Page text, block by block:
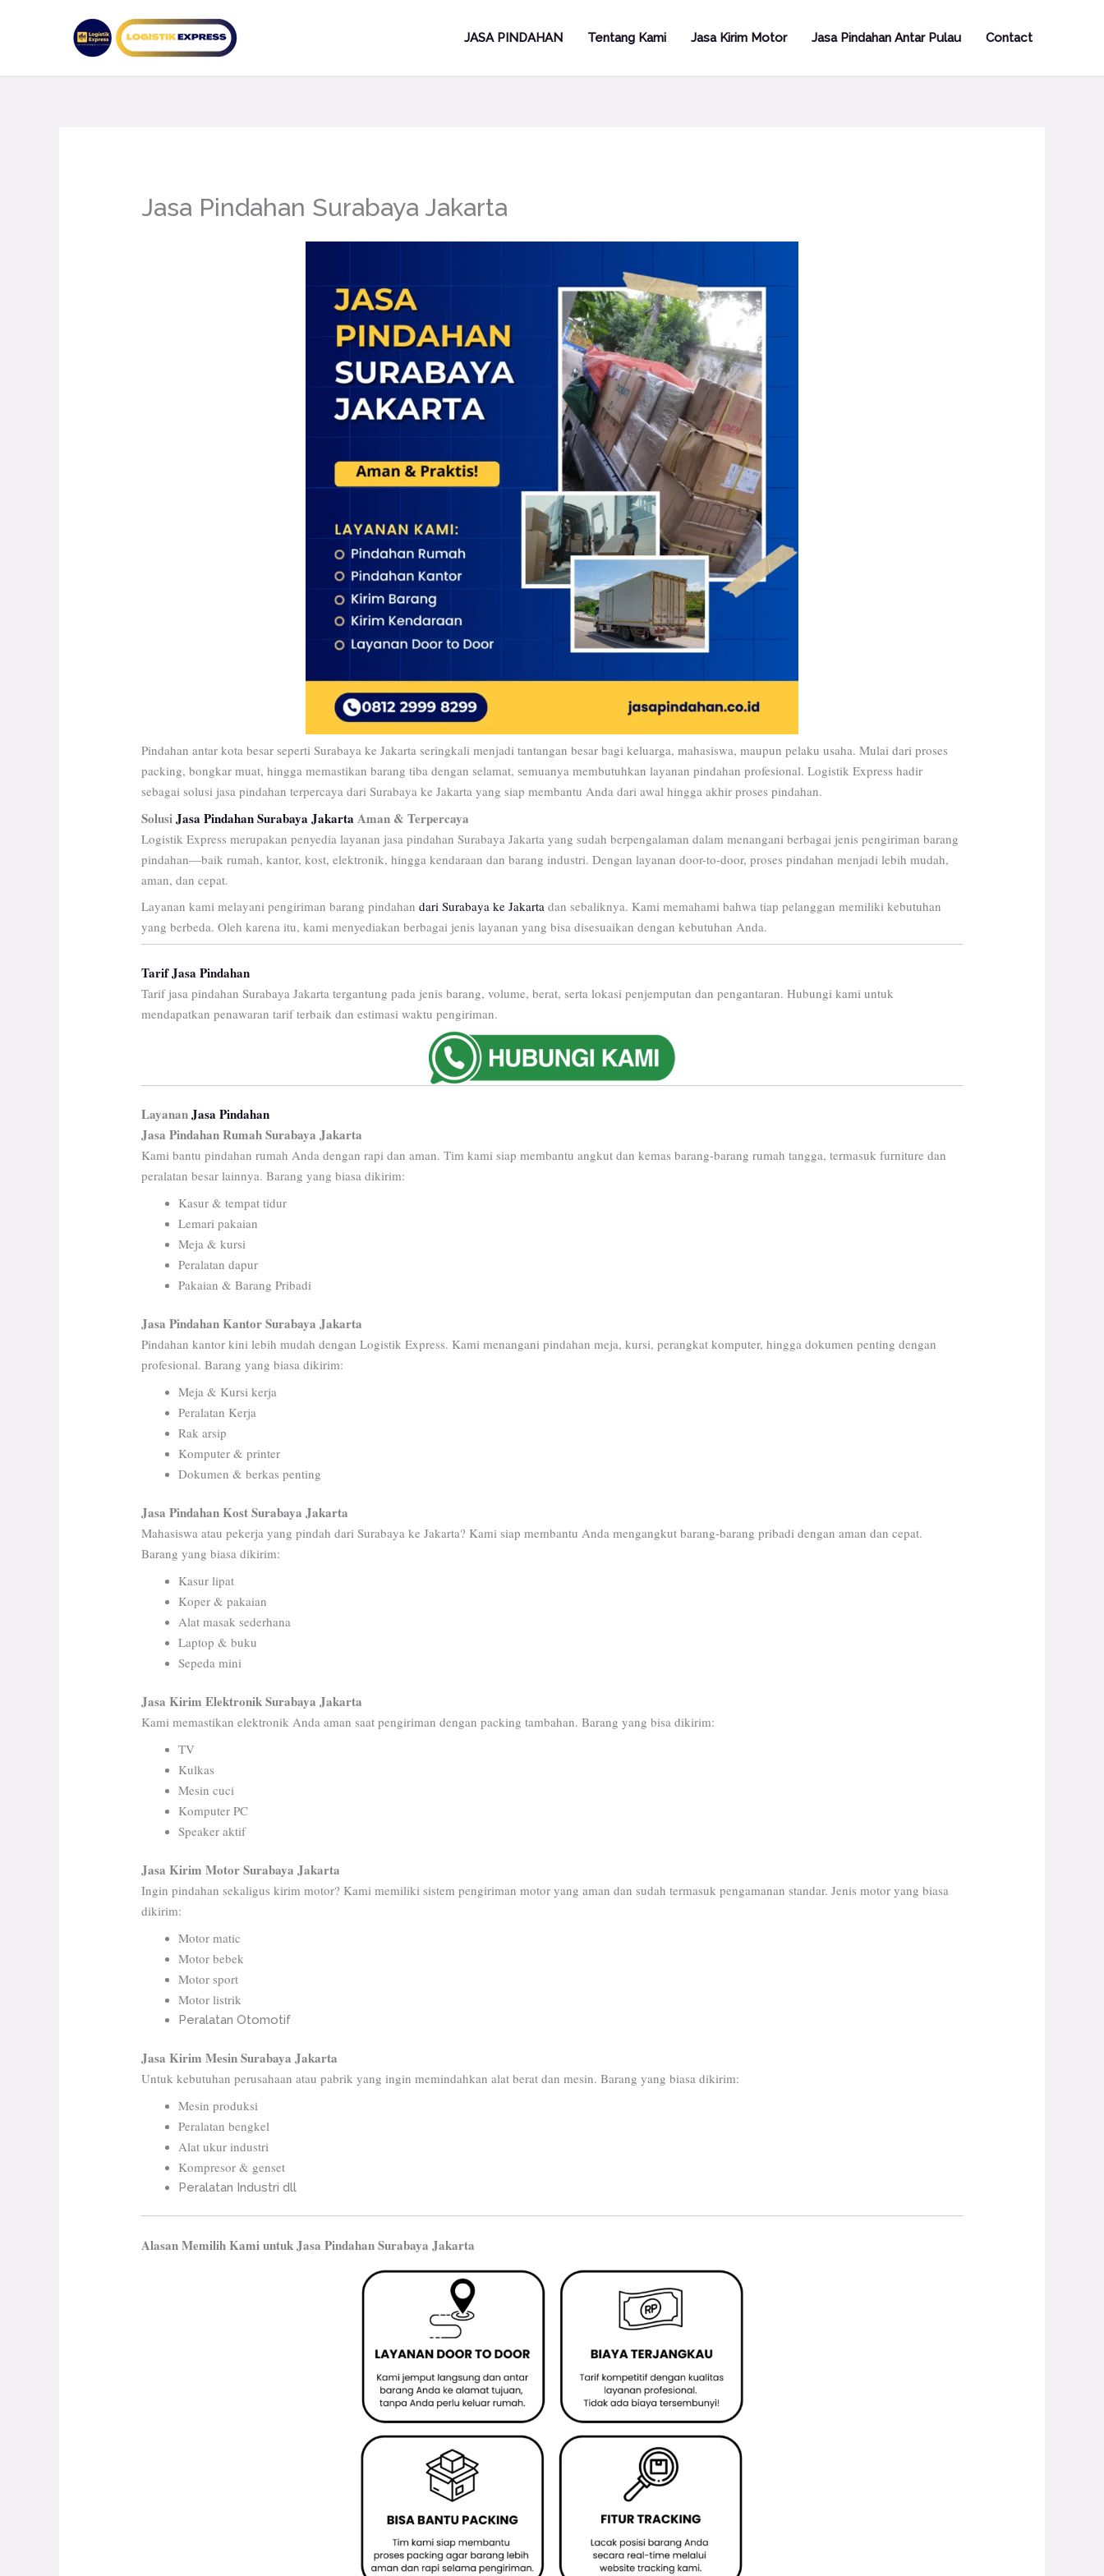
JASA PINDAHAN Tentang Kami Jasa Kirim Motor Jasa Pindahan Antar Pulau Contact
Jasa Pindahan Surabaya Jakarta
Pindahan antar kota besar seperti Surabaya ke Jakarta seringkali menjadi tantangan besar bagi keluarga, mahasiswa, maupun pelaku usaha. Mulai dari proses
packing, bongkar muat, hingga memastikan barang tiba dengan selamat, semuanya membutuhkan layanan pindahan profesional. Logistik Express hadir
sebagai solusi jasa pindahan terpercaya dari Surabaya ke Jakarta yang siap membantu Anda dari awal hingga akhir proses pindahan.
SolusiJasa Pindahan Surabaya Jakarta Aman & Terpercaya
Logistik Express merupakan penyedia layanan jasa pindahan Surabaya Jakarta yang sudah berpengalaman dalam menangani berbagai jenis pengiriman barang
pindahan—baik rumah, kantor, kost, elektronik, hingga kendaraan dan barang industri. Dengan layanan door-to-door, proses pindahan menjadi lebih mudah,
aman, dan cepat.
Layanan kami melayani pengiriman barang pindahandari Surabaya ke Jakarta dan sebaliknya. Kami memahami bahwa tiap pelanggan memiliki kebutuhan
yang berbeda. Oleh karena itu, kami menyediakan berbagai jenis layanan yang bisa disesuaikan dengan kebutuhan Anda.
Tarif Jasa Pindahan
Tarif jasa pindahan Surabaya Jakarta tergantung pada jenis barang, volume, berat, serta lokasi penjemputan dan pengantaran. Hubungi kami untuk
mendapatkan penawaran tarif terbaik dan estimasi waktu pengiriman.
LayananJasa Pindahan
Jasa Pindahan RumahSurabaya Jakarta
Kami bantu pindahan rumah Anda dengan rapi dan aman. Tim kami siap membantu angkut dan kemas barang-barang rumah tangga, termasuk furniture dan
peralatan besar lainnya. Barang yang biasa dikirim:
Kasur & tempat tidur
Lemari pakaian
Meja & kursi
Peralatan dapur
Pakaian & Barang Pribadi
Jasa Pindahan Kantor Surabaya Jakarta
Pindahan kantor kini lebih mudah dengan Logistik Express. Kami menangani pindahan meja, kursi, perangkat komputer, hingga dokumen penting dengan
profesional. Barang yang biasa dikirim:
Meja & Kursi kerja
Peralatan Kerja
Rak arsip
Komputer & printer
Dokumen & berkas penting
Jasa Pindahan Kost Surabaya Jakarta
Mahasiswa atau pekerja yang pindah dari Surabaya ke Jakarta? Kami siap membantu Anda mengangkut barang-barang pribadi dengan aman dan cepat.
Barang yang biasa dikirim:
Kasur lipat
Koper & pakaian
Alat masak sederhana
Laptop & buku
Sepeda mini
Jasa Kirim Elektronik Surabaya Jakarta
Kami memastikan elektronik Anda aman saat pengiriman dengan packing tambahan. Barang yang bisa dikirim:
TV
Kulkas
Mesin cuci
Komputer PC
Speaker aktif
Jasa Kirim Motor Surabaya Jakarta
Ingin pindahan sekaligus kirim motor? Kami memiliki sistem pengiriman motor yang aman dan sudah termasuk pengamanan standar. Jenis motor yang biasa
dikirim:
Motor matic
Motor bebek
Motor sport
Motor listrik
Peralatan Otomotif
Jasa Kirim Mesin Surabaya Jakarta
Untuk kebutuhan perusahaan atau pabrik yang ingin memindahkan alat berat dan mesin. Barang yang biasa dikirim:
Mesin produksi
Peralatan bengkel
Alat ukur industri
Kompresor & genset
Peralatan Industri dll
Alasan Memilih Kami untuk Jasa Pindahan Surabaya Jakarta